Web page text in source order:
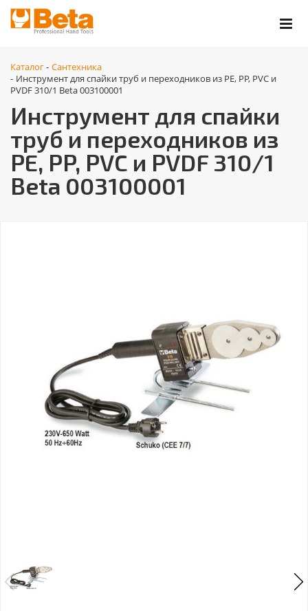
Каталог - Сантехника
- Инструмент для спайки труб и переходников из PE, PP, PVC и
PVDF 310/1 Beta 003100001
Инструмент для спайки
труб и переходников из
PE, PP, PVC и PVDF 310/1
Beta 003100001